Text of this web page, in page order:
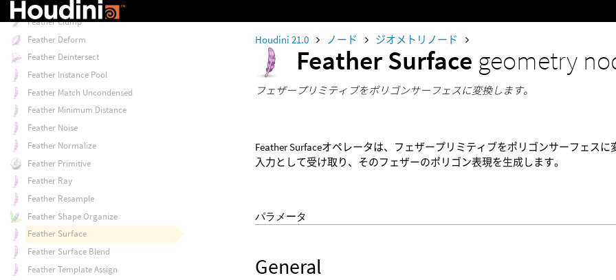
Houdini 21.0 ノード ジオメトリノード
Feather Surface geometry
フェザープリミティブをポリゴンサーフェスに変換します。
Feather Surfaceオペレータは、フェザープリミティブをポリゴンサーフェス
入力として受け取り、そのフェザーのポリゴン表現を生成します。
パラメータ
General
Feather Barb Transform
Feather Clump
Feather Deform
Feather Deintersect
Feather Instance Pool
Feather Match Uncondensed
Feather Minimum Distance
Feather Noise
Feather Normalize
Feather Primitive
Feather Ray
Feather Resample
Feather Shape Organize
Feather Surface
Feather Surface Blend
Feather Template Assign